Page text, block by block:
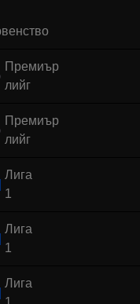
Премиър
лийг
Премиър
лийг
Лига
1
Лига
1
Лига